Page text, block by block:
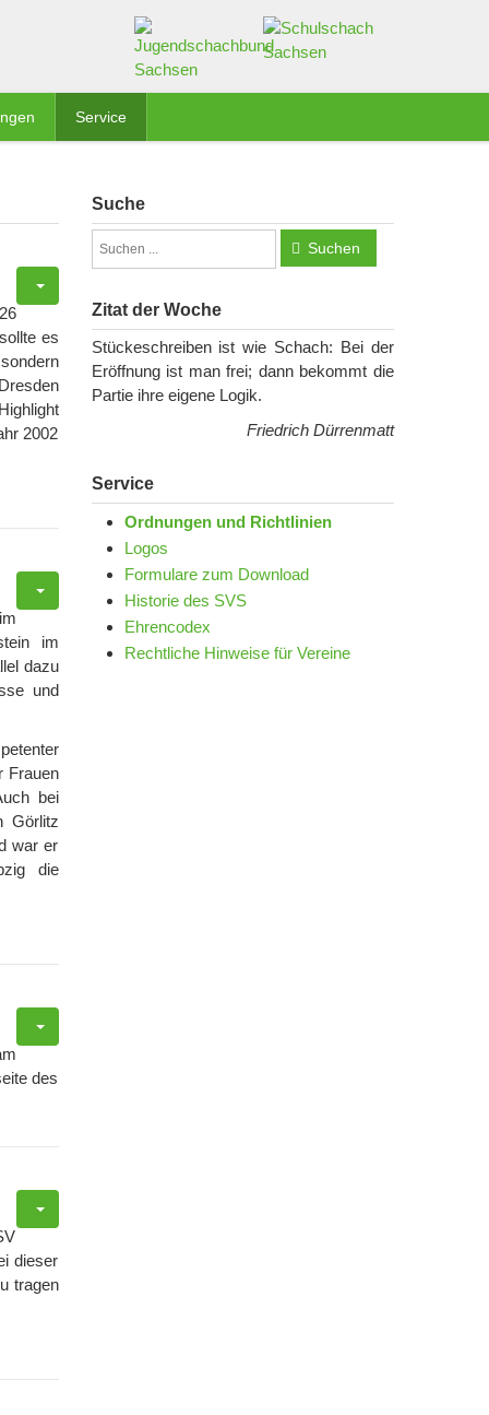
Service
es
2002
im
dazu
und
Frauen
bei
Görlitz
war er
die
des
dieser
tragen
Suche
Suchen
Zitat der Woche
Stückeschreiben ist wie Schach: Bei der
Eröffnung ist man frei; dann bekommt die
Partie ihre eigene Logik.
Friedrich Dürrenmatt
Service
Ordnungen und Richtlinien
Logos
Formulare zum Download
Historie des SVS
Ehrencodex
Rechtliche Hinweise für Vereine